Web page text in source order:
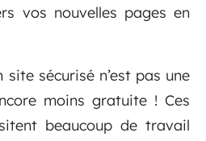
vos nouvelles pages en
sécurisé n’est pas une
moins gratuite ! Ces
beaucoup de travail